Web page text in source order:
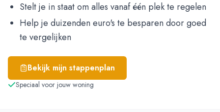
Stelt je in staat om alles vanaf één plek te regelen
Help je duizenden euro's te besparen door goed
te vergelijken
Bekijk mijn stappenplan
Speciaal voor jouw woning